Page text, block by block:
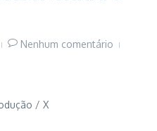
Nenhum comentário
/ X